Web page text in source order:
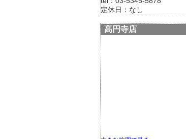
定休日：なし
高円寺店